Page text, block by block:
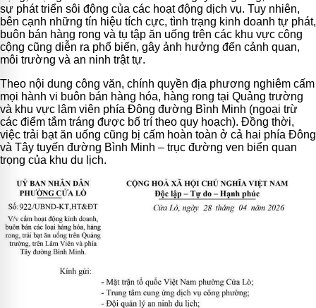
sự phát triển sôi động của các hoạt động dịch vụ. Tuy nhiên,
bên cạnh những tín hiệu tích cực, tình trạng kinh doanh tự phát,
buôn bán hàng rong và tụ tập ăn uống trên các khu vực công
cộng cũng diễn ra phổ biến, gây ảnh hưởng đến cảnh quan,
môi trường và an ninh trật tự.
Theo nội dung công văn, chính quyền địa phương nghiêm cấm
mọi hành vi buôn bán hàng hóa, hàng rong tại Quảng trường
và khu vực lâm viên phía Đông đường Bình Minh (ngoại trừ
các điểm tắm tráng được bố trí theo quy hoạch). Đồng thời,
việc trải bạt ăn uống cũng bị cấm hoàn toàn ở cả hai phía Đông
và Tây tuyến đường Bình Minh – trục đường ven biển quan
trọng của khu du lịch.